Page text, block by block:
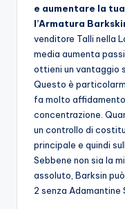
e aumentare la
l’Armatura
venditore Talli nella
media aumenta
ottieni un vantaggio
Questo è
fa molto
concentrazione.
un controllo di
principale e quindi
Sebbene non sia la
assoluto, Barksin
2 senza Adamantine